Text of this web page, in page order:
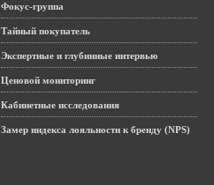
Фокус-группа
Тайный покупатель
Экспертные и глубинные интервью
Ценовой мониторинг
Кабинетные исследования
Замер индекса лояльности к бренду (NPS)